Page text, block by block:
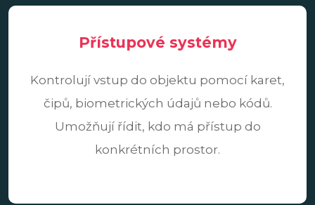
Přístupové systémy
Kontrolují vstup do objektu pomocí karet,
čipů, biometrických údajů nebo kódů.
Umožňují řídit, kdo má přístup do
konkrétních prostor.